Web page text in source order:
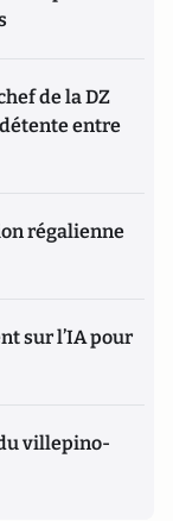
de la DZ
entre
régalienne
sur l’IA pour
villepino-